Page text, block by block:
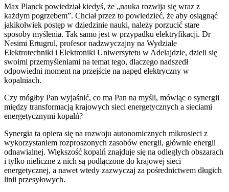
Max Planck powiedział kiedyś, że „nauka rozwija się wraz z
każdym pogrzebem”. Chciał przez to powiedzieć, że aby osiągnąć
jakikolwiek postęp w dziedzinie nauki, należy porzucić stare
sposoby myślenia. Tak samo jest w przypadku elektryfikacji. Dr
Nesimi Ertugrul, profesor nadzwyczajny na Wydziale
Elektrotechniki i Elektroniki Uniwersytetu w Adelajdzie, dzieli się
swoimi przemyśleniami na temat tego, dlaczego nadszedł
odpowiedni moment na przejście na napęd elektryczny w
kopalniach.
Czy mógłby Pan wyjaśnić, co ma Pan na myśli, mówiąc o synergii
między transformacją krajowych sieci energetycznych a sieciami
energetycznymi kopalń?
Synergia ta opiera się na rozwoju autonomicznych mikrosieci z
wykorzystaniem rozproszonych zasobów energii, głównie energii
odnawialnej. Większość kopalń znajduje się na odległych obszarach
i tylko nieliczne z nich są podłączone do krajowej sieci
energetycznej, a nawet wtedy zazwyczaj za pośrednictwem długich
linii przesyłowych.